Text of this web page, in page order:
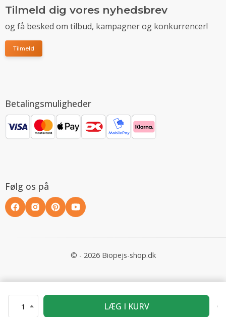
1 LÆG I KURV
Tilmeld dig vores nyhedsbrev
og få besked om tilbud, kampagner og konkurrencer!
Tilmeld
Betalingsmuligheder
Følg os på
© - 2026 Biopejs-shop.dk